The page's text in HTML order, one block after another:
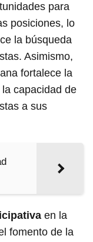
para
posiciones, lo
la búsqueda
Asimismo,
fortalece la
capacidad de
a sus
en la
fomento de la